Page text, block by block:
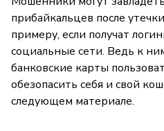
прибайкальцев после
примеру, если получат
социальные сети. Ведь к
банковские карты
обезопасить себя и свой
следующем материале.